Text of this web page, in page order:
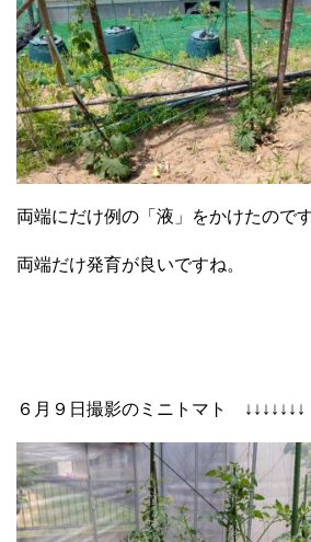
両端にだけ例の「液」をかけたので
両端だけ発育が良いですね。
６月９日撮影のミニトマト ↓↓↓↓↓↓↓